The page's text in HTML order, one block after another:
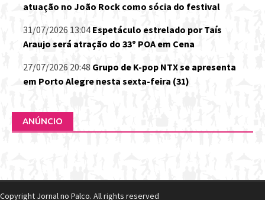
atuação no João Rock como sócia do festival
31/07/2026 13:04 Espetáculo estrelado por Taís
Araujo será atração do 33º POA em Cena
27/07/2026 20:48 Grupo de K-pop NTX se apresenta
em Porto Alegre nesta sexta-feira (31)
ANÚNCIO
Copyright Jornal no Palco. All rights reserved